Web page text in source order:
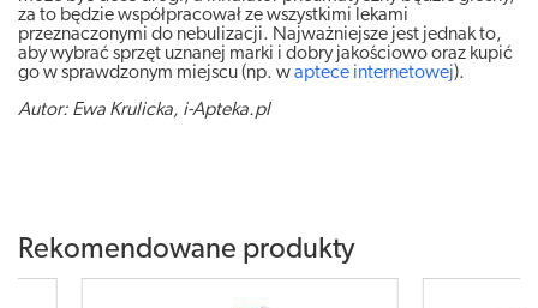
za to będzie współpracował ze wszystkimi lekami
przeznaczonymi do nebulizacji. Najważniejsze jest jednak to,
aby wybrać sprzęt uznanej marki i dobry jakościowo oraz kupić
go w sprawdzonym miejscu (np. waptece internetowej).
Autor: Ewa Krulicka, i-Apteka.pl
Rekomendowane produkty